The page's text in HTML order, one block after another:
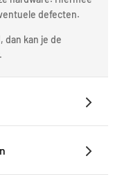
defecten.
dan kan je de